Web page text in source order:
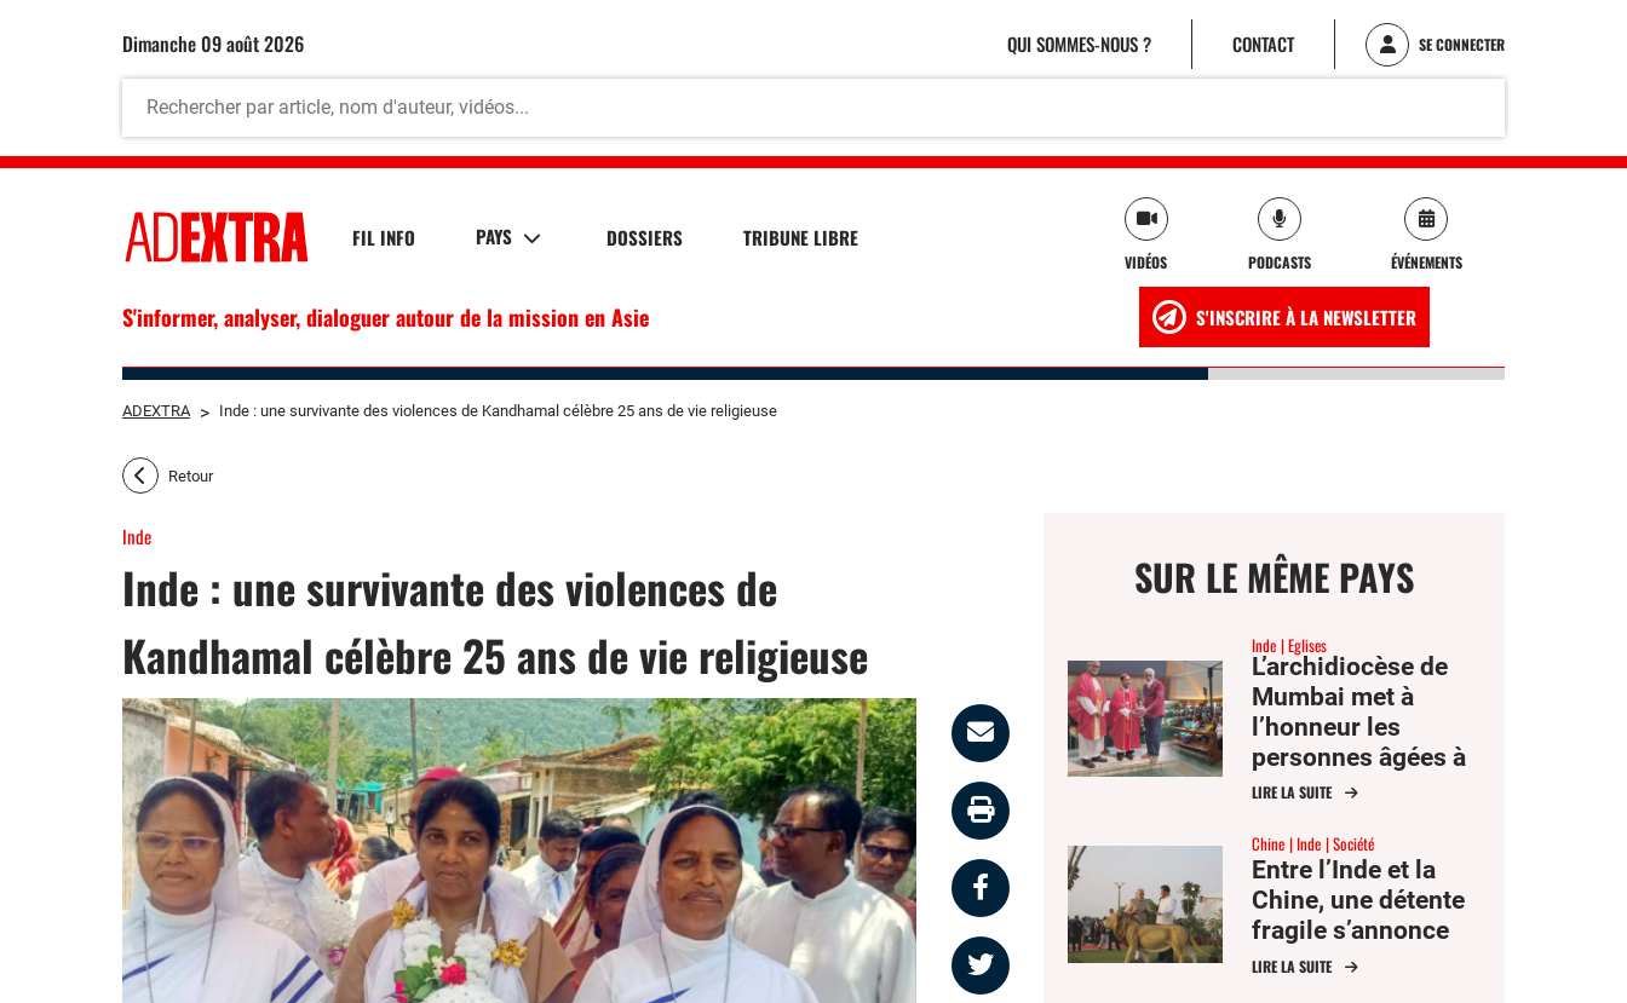
dimanche 09 août 2026 QUI SOMMES-NOUS ? CONTACT SE CONNECTER
FIL INFO PAYS DOSSIERS TRIBUNE LIBRE
VIDÉOS PODCASTS ÉVÉNEMENTS
S'informer, analyser, dialoguer autour de la mission en Asie S'INSCRIRE À LA NEWSLETTER
ADEXTRA > Inde : une survivante des violences de Kandhamal célèbre 25 ans de vie religieuse
Retour
Inde
Inde : une survivante des violences de
Kandhamal célèbre 25 ans de vie religieuse
Partage
email
Imprimer
page
Partager
facebook
Partager
SUR LE MÊME PAYS
Inde Eglises
L’archidiocèse de
Mumbai met à
l’honneur les
personnes âgées à
l’occasion de la fête
et Anne
LIRE LA SUITE
Chine Inde Société
Entre l’Inde et la
Chine, une détente
fragile s’annonce
LIRE LA SUITE